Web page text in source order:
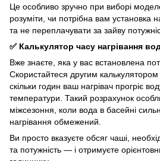
Це особливо зручно при виборі
розуміти, чи потрібна вам
та не переплачувати за зайву
✅ Калькулятор часу нагрівання
Вже знаєте, яка у вас встановлена
Скористайтеся другим калькулятором
скільки годин ваш нагрівач прогріє
температури. Такий розрахунок
міжсезоння, коли вода в басейні
нагрівання обмежений.
Ви просто вказуєте обсяг чаші,
та потужність — і отримуєте